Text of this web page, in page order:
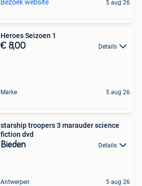
Bezoek website 5 aug 26
Heroes Seizoen 1
€ 8,00 Details
Marke 5 aug 26
starship troopers 3 marauder science
fiction dvd
Bieden Details
Antwerpen 5 aug 26